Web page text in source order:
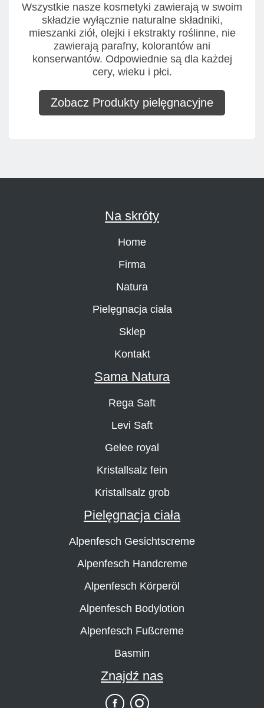
Wszystkie nasze kosmetyki zawierają w swoim
składzie wyłącznie naturalne składniki,
mieszanki ziół, olejki i ekstrakty roślinne, nie
zawierają parafny, kolorantów ani
konserwantów. Odpowiednie są dla każdej
cery, wieku i płci.
Zobacz Produkty pielęgnacyjne
Na skróty
Home
Firma
Natura
Pielęgnacja ciała
Sklep
Kontakt
Sama Natura
Rega Saft
Levi Saft
Gelee royal
Kristallsalz fein
Kristallsalz grob
Pielęgnacja ciała
Alpenfesch Gesichtscreme
Alpenfesch Handcreme
Alpenfesch Körperöl
Alpenfesch Bodylotion
Alpenfesch Fußcreme
Basmin
Znajdź nas